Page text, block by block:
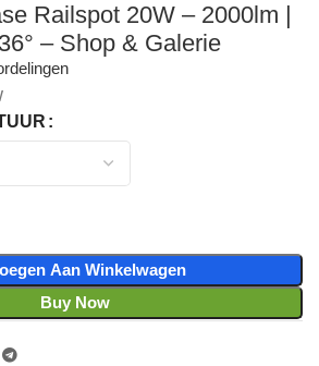
Railspot 20W – 2000lm |
– Shop & Galerie
Aan Winkelwagen
Buy Now